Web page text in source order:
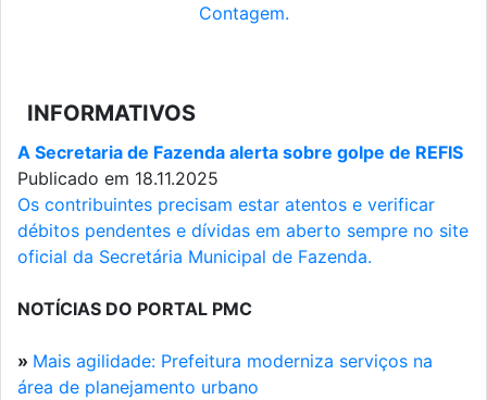
Contagem.
INFORMATIVOS
A Secretaria de Fazenda alerta sobre golpe de REFIS
Publicado em 18.11.2025
Os contribuintes precisam estar atentos e verificar
débitos pendentes e dívidas em aberto sempre no site
oficial da Secretária Municipal de Fazenda.
NOTÍCIAS DO PORTAL PMC
» Mais agilidade: Prefeitura moderniza serviços na
área de planejamento urbano